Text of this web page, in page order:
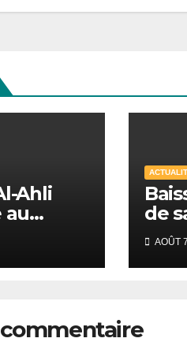
Ahli
au
de
de
AOÛT